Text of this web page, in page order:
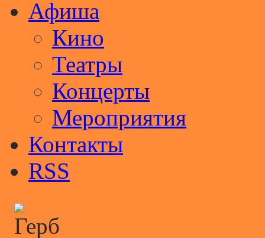
Афиша
Кино
Театры
Концерты
Мероприятия
Контакты
RSS